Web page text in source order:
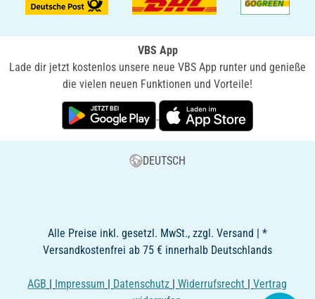
VBS App
Lade dir jetzt kostenlos unsere neue VBS App runter und genieße
die vielen neuen Funktionen und Vorteile!
DEUTSCH
Alle Preise inkl. gesetzl. MwSt., zzgl. Versand | *
Versandkostenfrei ab 75 € innerhalb Deutschlands
AGB | Impressum | Datenschutz |Widerrufsrecht |Vertrag